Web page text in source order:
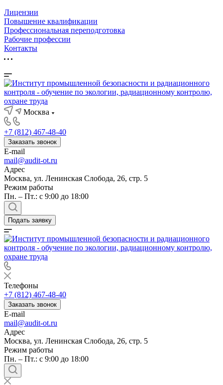
Лицензии
Повышение квалификации
Профессиональная переподготовка
Рабочие профессии
Контакты
Москва
+7 (812) 467-48-40
Заказать звонок
E-mail
mail@audit-ot.ru
Адрес
Москва, ул. Ленинская Слобода, 26, стр. 5
Режим работы
Пн. – Пт.: с 9:00 до 18:00
Подать заявку
Телефоны
+7 (812) 467-48-40
Заказать звонок
E-mail
mail@audit-ot.ru
Адрес
Москва, ул. Ленинская Слобода, 26, стр. 5
Режим работы
Пн. – Пт.: с 9:00 до 18:00